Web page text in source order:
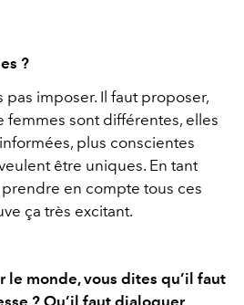
?
pas imposer. Il faut proposer,
femmes sont différentes, elles
plus conscientes
être uniques. En tant
en compte tous ces
ça très excitant.
le monde, vous dites qu’il faut
? Qu’il faut dialoguer,